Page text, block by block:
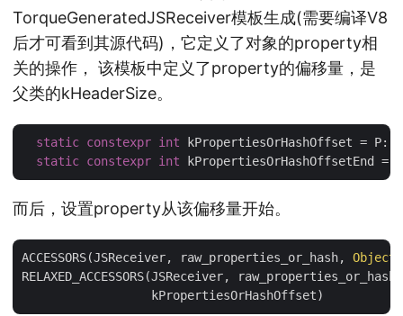
TorqueGeneratedJSReceiver模板生成(需要编译V8
后才可看到其源代码)，它定义了对象的property相
关的操作， 该模板中定义了property的偏移量，是
父类的kHeaderSize。
static constexpr int kPropertiesOrHashOffset =
static constexpr int kPropertiesOrHashOffsetEnd
而后，设置property从该偏移量开始。
ACCESSORS(JSReceiver, raw_properties_or_hash, Object
RELAXED_ACCESSORS(JSReceiver,